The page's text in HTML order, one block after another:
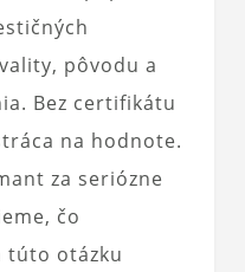
pôvodu a
Bez certifikátu
na hodnote.
za seriózne
čo
túto otázku